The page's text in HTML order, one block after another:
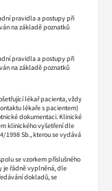
pravidla a postupy při
na základě poznatků
pravidla a postupy při
na základě poznatků
lékař pacienta, vždy
lékaře s pacientem)
dokumentaci. Klinické
klinického vyšetření dle
1998 Sb., kterou se vydává
se vzorkem příslušného
je řádně vyplněná, dle
dokladů, se